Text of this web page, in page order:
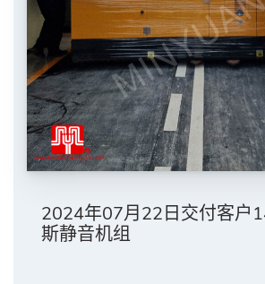
2024年07月22日交付客户
斯静音机组